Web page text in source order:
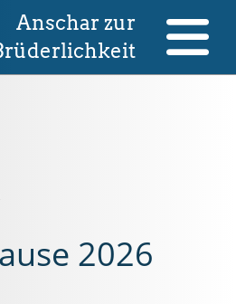
Anschar zur
2026